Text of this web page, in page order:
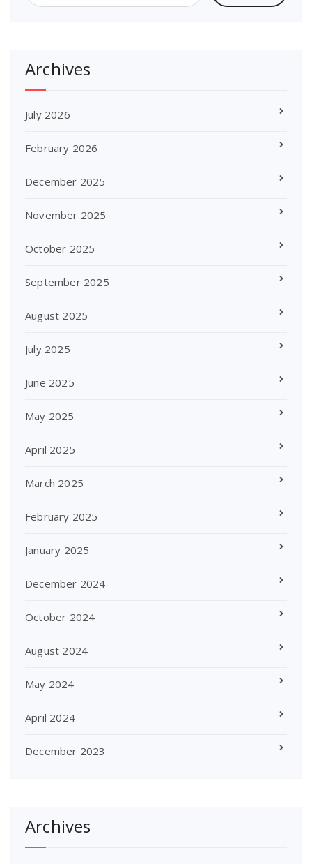
Archives
July 2026
February 2026
December 2025
November 2025
October 2025
September 2025
August 2025
July 2025
June 2025
May 2025
April 2025
March 2025
February 2025
January 2025
December 2024
October 2024
August 2024
May 2024
April 2024
December 2023
Archives